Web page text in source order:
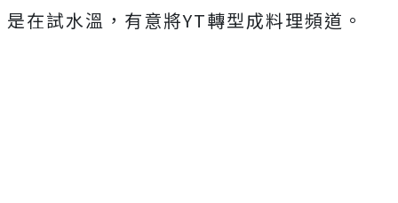
是在試水溫，有意將YT轉型成料理頻道。